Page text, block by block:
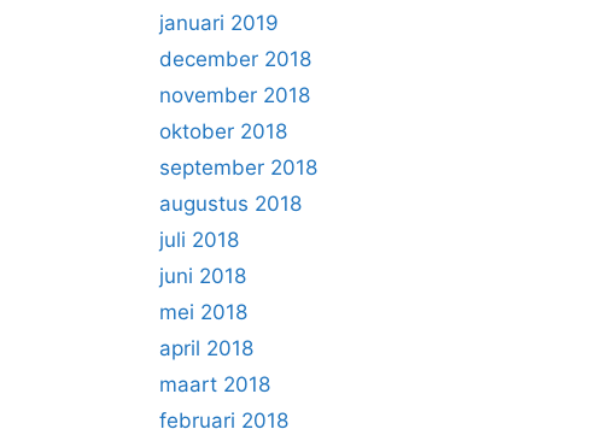
januari 2019
december 2018
november 2018
oktober 2018
september 2018
augustus 2018
juli 2018
juni 2018
mei 2018
april 2018
maart 2018
februari 2018